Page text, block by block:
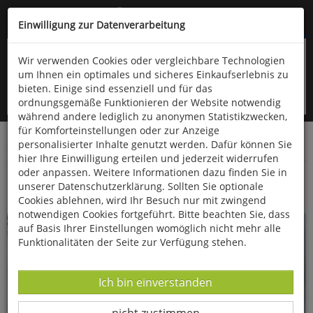
Kompletten Head der Seite überspringen
oder (06766) 9323-960
Startseite Bücher Essen & Trinken
Hello Berries
Einwilligung zur Datenverarbeitung
Wir verwenden Cookies oder vergleichbare Technologien
um Ihnen ein optimales und sicheres Einkaufserlebnis zu
bieten. Einige sind essenziell und für das
ordnungsgemäße Funktionieren der Website notwendig
während andere lediglich zu anonymen Statistikzwecken,
für Komforteinstellungen oder zur Anzeige
personalisierter Inhalte genutzt werden. Dafür können Sie
hier Ihre Einwilligung erteilen und jederzeit widerrufen
oder anpassen. Weitere Informationen dazu finden Sie in
unserer Datenschutzerklärung. Sollten Sie optionale
Cookies ablehnen, wird Ihr Besuch nur mit zwingend
notwendigen Cookies fortgeführt. Bitte beachten Sie, dass
auf Basis Ihrer Einstellungen womöglich nicht mehr alle
Funktionalitäten der Seite zur Verfügung stehen.
Datenverarbeitung -
Ich bin einverstanden